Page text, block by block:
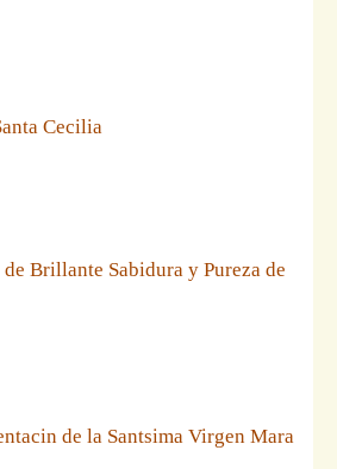
Cecilia
Brillante Sabidura y Pureza de
de la Santsima Virgen Mara